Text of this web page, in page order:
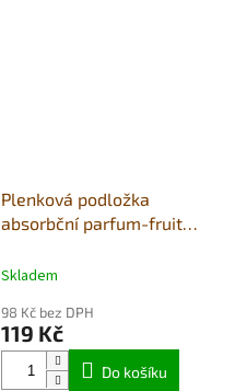
Plenková podložka
absorbční parfum-fruit
rohy)
Skladem
98 Kč bez DPH
119 Kč
Do košíku